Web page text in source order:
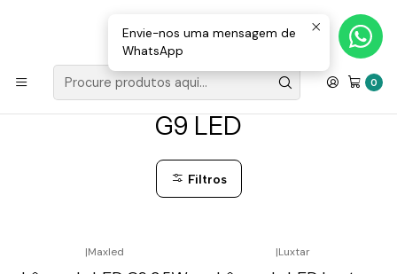
0
Loja Valongo: 220 150 143 (chamada para a rede fixa nacional) «»
E-mail: geral@movenergy.pt
G9 LED
Filtros
|Maxled |Luxtar
Envie-nos uma mensagem de
WhatsApp